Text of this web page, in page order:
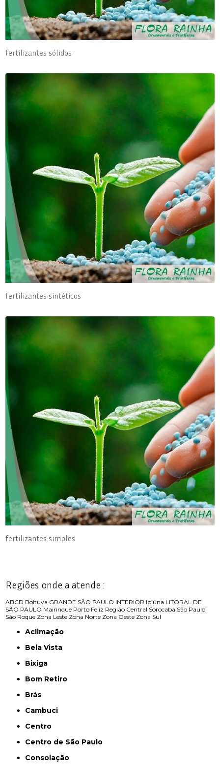
fertilizantes sólidos
fertilizantes sintéticos
fertilizantes simples
Regiões onde a atende :
ABCD Boituva GRANDE SÃO PAULO INTERIOR Ibiúna LITORAL DE
SÃO PAULO Mairinque Porto Feliz Região Central Sorocaba São Paulo
São Roque Zona Leste Zona Norte Zona Oeste Zona Sul
Aclimação
Bela Vista
Bixiga
Bom Retiro
Brás
Cambuci
Centro
Centro de São Paulo
Consolação